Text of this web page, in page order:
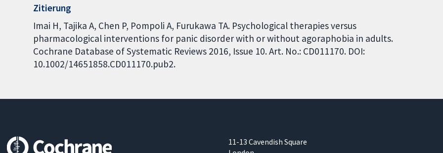
Zitierung
Imai H, Tajika A, Chen P, Pompoli A, Furukawa TA. Psychological therapies versus
pharmacological interventions for panic disorder with or without agoraphobia in adults.
Cochrane Database of Systematic Reviews 2016, Issue 10. Art. No.: CD011170. DOI:
10.1002/14651858.CD011170.pub2.
11-13 Cavendish Square